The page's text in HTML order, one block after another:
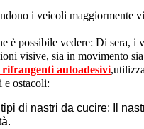
i veicoli maggiormente
è possibile vedere: Di sera, i
visive, sia in movimento
autoadesivi,
e ostacoli:
di nastri da cucire: Il